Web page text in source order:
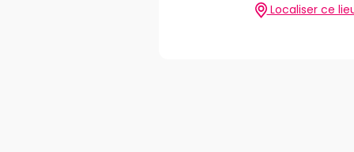
Localiser ce